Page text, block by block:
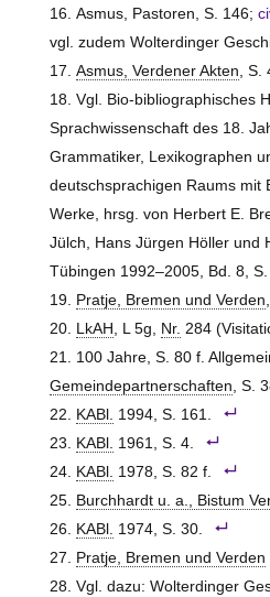
Asmus, Pastoren, S. 146;
vgl. zudem Wolterdinger
Asmus, Verdener Akten, S.
Vgl. Bio-bibliographisches
Sprachwissenschaft des 18.
Grammatiker, Lexikographen
deutschsprachigen Raums mit
Werke, hrsg. von Herbert E.
Jülch, Hans Jürgen Höller und
Tübingen 1992–2005, Bd. 8,
Pratje, Bremen und Verden
LkAH , L 5g, Nr. 284
100 Jahre, S. 80 f.
Gemeindepartnerschaften, S.
KABl. 1994, S. 161.
KABl. 1961, S. 4.
KABl. 1978, S. 82 f.
Burchhardt u. a., Bistum
KABl. 1974, S. 30.
Pratje, Bremen und Verden
Vgl. dazu: Wolterdinger